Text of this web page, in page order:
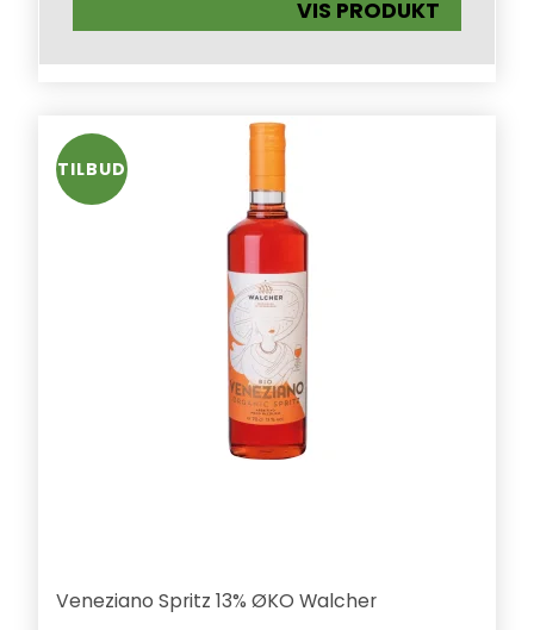
VIS PRODUKT
TILBUD
Veneziano Spritz 13% ØKO Walcher